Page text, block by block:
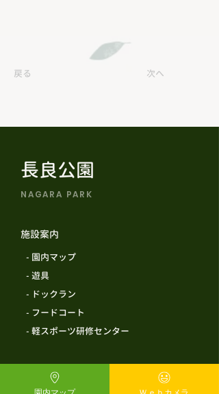
戻る 次へ
長良公園
NAGARA PARK
施設案内
​ - 園内マップ
​ - 遊具
​ - ドックラン
​ - フードコート
​ - 軽スポーツ研修センター
ご利用案内
​ - 施設情報
園内マップ Ｗｅｂカメラ